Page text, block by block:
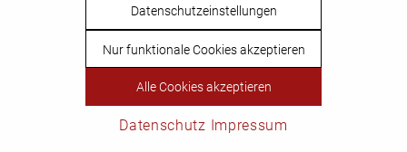
Artikelnummer: 5502-15
99,99 € *
Artikelnummer: 5539-19
79,99 € *
Datenschutzeinstellungen
Nur funktionale Cookies akzeptieren
Alle Cookies akzeptieren
Datenschutz Impressum